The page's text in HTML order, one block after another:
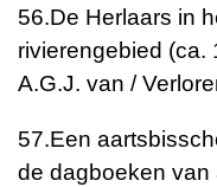
56.De Herlaars in
rivierengebied (ca.
A.G.J. van /
57.Een
de dagboeken van